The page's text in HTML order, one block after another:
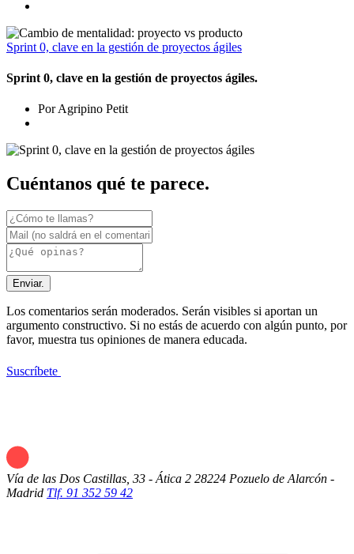
Sprint 0, clave en la gestión de proyectos ágiles
Sprint 0, clave en la gestión de proyectos ágiles.
Por Agripino Petit
Cuéntanos qué te parece.
Enviar.
Los comentarios serán moderados. Serán visibles si aportan un
argumento constructivo. Si no estás de acuerdo con algún punto, por
favor, muestra tus opiniones de manera educada.
Suscríbete
Vía de las Dos Castillas, 33 - Ática 2 28224 Pozuelo de Alarcón -
Madrid Tlf. 91 352 59 42